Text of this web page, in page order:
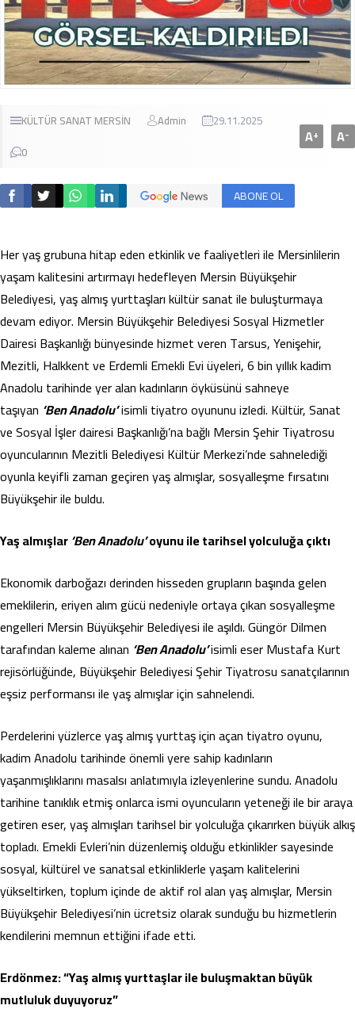
KÜLTÜR SANAT MERSİN Admin
29.11.2025
0
A+ A-
ABONE OL
Her yaş grubuna hitap eden etkinlik ve faaliyetleri ile Mersinlilerin
yaşam kalitesini artırmayı hedefleyen Mersin Büyükşehir
Belediyesi, yaş almış yurttaşları kültür sanat ile buluşturmaya
devam ediyor. Mersin Büyükşehir Belediyesi Sosyal Hizmetler
Dairesi Başkanlığı bünyesinde hizmet veren Tarsus, Yenişehir,
Mezitli, Halkkent ve Erdemli Emekli Evi üyeleri, 6 bin yıllık kadim
Anadolu tarihinde yer alan kadınların öyküsünü sahneye
taşıyan ‘Ben Anadolu’isimli tiyatro oyununu izledi. Kültür, Sanat
ve Sosyal İşler dairesi Başkanlığı’na bağlı Mersin Şehir Tiyatrosu
oyuncularının Mezitli Belediyesi Kültür Merkezi’nde sahnelediği
oyunla keyifli zaman geçiren yaş almışlar, sosyalleşme fırsatını
Büyükşehir ile buldu.
Yaş almışlar‘Ben Anadolu’oyunu ile tarihsel yolculuğa çıktı
Ekonomik darboğazı derinden hisseden grupların başında gelen
emeklilerin, eriyen alım gücü nedeniyle ortaya çıkan sosyalleşme
engelleri Mersin Büyükşehir Belediyesi ile aşıldı. Güngör Dilmen
tarafından kaleme alınan ‘Ben Anadolu’isimli eser Mustafa Kurt
rejisörlüğünde, Büyükşehir Belediyesi Şehir Tiyatrosu sanatçılarının
eşsiz performansı ile yaş almışlar için sahnelendi.
Perdelerini yüzlerce yaş almış yurttaş için açan tiyatro oyunu,
kadim Anadolu tarihinde önemli yere sahip kadınların
yaşanmışlıklarını masalsı anlatımıyla izleyenlerine sundu. Anadolu
tarihine tanıklık etmiş onlarca ismi oyuncuların yeteneği ile bir araya
getiren eser, yaş almışları tarihsel bir yolculuğa çıkarırken büyük alkış
topladı. Emekli Evleri’nin düzenlemiş olduğu etkinlikler sayesinde
sosyal, kültürel ve sanatsal etkinliklerle yaşam kalitelerini
yükseltirken, toplum içinde de aktif rol alan yaş almışlar, Mersin
Büyükşehir Belediyesi’nin ücretsiz olarak sunduğu bu hizmetlerin
kendilerini memnun ettiğini ifade etti.
Erdönmez: “Yaş almış yurttaşlar ile buluşmaktan büyük
mutluluk duyuyoruz”